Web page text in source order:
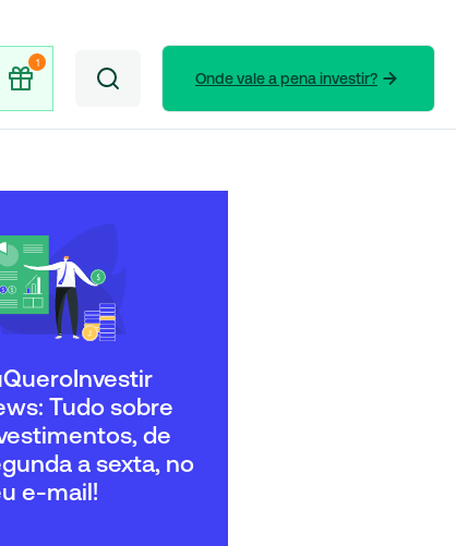
Onde vale a pena investir?
Tudo sobre
de
a sexta, no
e-mail!